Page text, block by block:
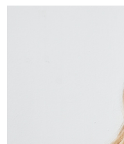
成交易。
3.實際核准額度、可分期數
4.訂單成立30分鐘內，如未
消。如遇「轉專審核」未通
1.分期款項不併入電信帳單
2.透過簡訊連結打開帳單後
帳／街口支付／iPASS
１．簡單：不需註冊會員、
２．便利：只要手機號碼，
３．安心：先確認商品／服
【「AFTEE先享後付」結帳
１．於結帳方式選擇「
結帳頁面，進行簡訊認證並
２．訂單成立數日內，您將
３．收到繳費通知簡訊後14
每筆NT$120，滿
每筆NT$120，滿